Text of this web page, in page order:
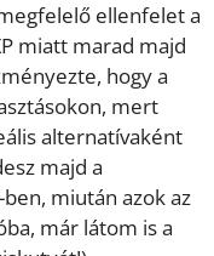
ellenfelet a
miatt marad majd
hogy a
mert
alternatívaként
majd a
miután azok az
már látom is a